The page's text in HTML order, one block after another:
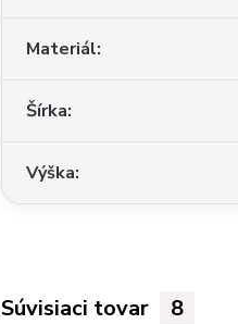
Materiál
Šírka
Výška
Súvisiaci tovar 8